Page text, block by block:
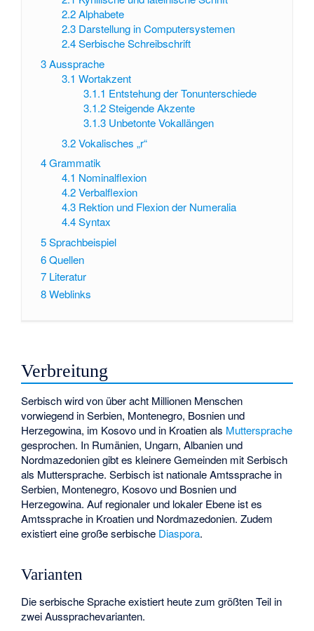
2.2 Alphabete
2.3 Darstellung in Computersystemen
2.4 Serbische Schreibschrift
3Aussprache
3.1 Wortakzent
3.1.1 Entstehung der Tonunterschiede
3.1.2 Steigende Akzente
3.1.3 Unbetonte Vokallängen
3.2 Vokalisches „r“
4Grammatik
4.1 Nominalflexion
4.2 Verbalflexion
4.3 Rektion und Flexion der Numeralia
4.4 Syntax
5Sprachbeispiel
6Quellen
7 Literatur
8Weblinks
Verbreitung
Serbisch wird von über acht Millionen Menschen
vorwiegend in Serbien, Montenegro, Bosnien und
Herzegowina, im Kosovo und in Kroatien als Muttersprache
gesprochen. In Rumänien, Ungarn, Albanien und
Nordmazedonien gibt es kleinere Gemeinden mit Serbisch
als Muttersprache. Serbisch ist nationale Amtssprache in
Serbien, Montenegro, Kosovo und Bosnien und
Herzegowina. Auf regionaler und lokaler Ebene ist es
Amtssprache in Kroatien und Nordmazedonien. Zudem
existiert eine große serbische Diaspora.
Varianten
Die serbische Sprache existiert heute zum größten Teil in
zwei Aussprachevarianten.